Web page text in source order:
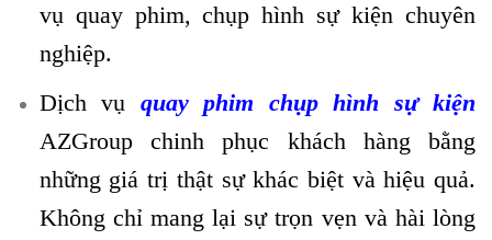
vụ quay phim, chụp hình sự kiện chuyên
nghiệp.
Dịch vụ quay phim chụp hình sự kiện
AZGroup chinh phục khách hàng bằng
những giá trị thật sự khác biệt và hiệu quả.
Không chỉ mang lại sự trọn vẹn và hài lòng